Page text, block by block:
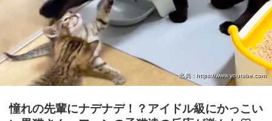
出典 : https://www.youtube.com
憧れの先輩にナデナデ！？アイドル級にかっこい